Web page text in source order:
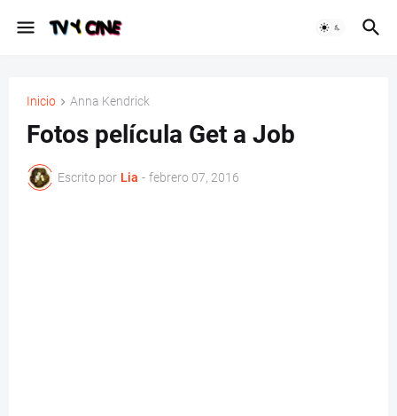
Inicio Anna Kendrick
Fotos película Get a Job
Escrito por Lia - febrero 07, 2016